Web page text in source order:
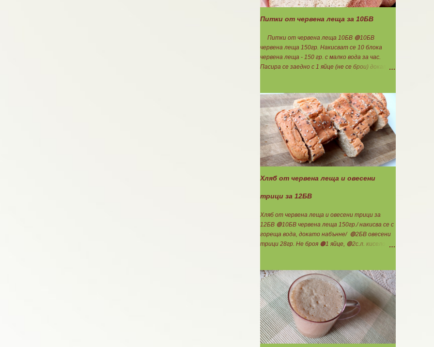
готовност. Заливката е от яйца,кашкавал и
можете да разпределите на порции и да
вкусно заедно! Люси
Питки от червена леща за 10БВ
Питки от червена леща 10БВ 🟢10БВ
червена леща 150гр. Накисват се 10 блока
червена леща - 150 гр. с малко вода за час.
Пасира се заедно с 1 яйце (не се брои) докато
бакпулвер. Добавям се хуск, докато стане
много гъста смес, която може да се оформя на
топчета. Оставя се още малко, да поеме
добре хуска и с влажни ръце се оформят 10
еднакви топчета. Пече се в добре загрята
фурна на 200 градуса за 35-40 мин. Всяка
питка е 1 блок въглехидрат. Нека да ни е
вкусно заедно! Споделено от Петя Чанева
Хляб от червена леща и овесени
трици за 12БВ
Хляб от червена леща и овесени трици за
12БВ 🟢10БВ червена леща 150гр./ накисва се с
гореща вода, докато набънне/ 🟢2БВ овесени
трици 28гр. Не броя 🟠1 яйце, 🟢2с.л. кисело
фурна на 180градуса до готовност. Нарязва
се на 12 филийки, всяка за 1БВ. Нека да ни е
вкусно заедно! Люси